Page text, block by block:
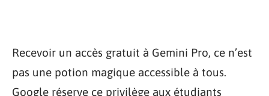
Recevoir un accès gratuit à Gemini Pro, ce n’est
pas une potion magique accessible à tous.
Google réserve ce privilège aux étudiants